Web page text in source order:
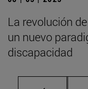
La revolución
un nuevo
discapacidad